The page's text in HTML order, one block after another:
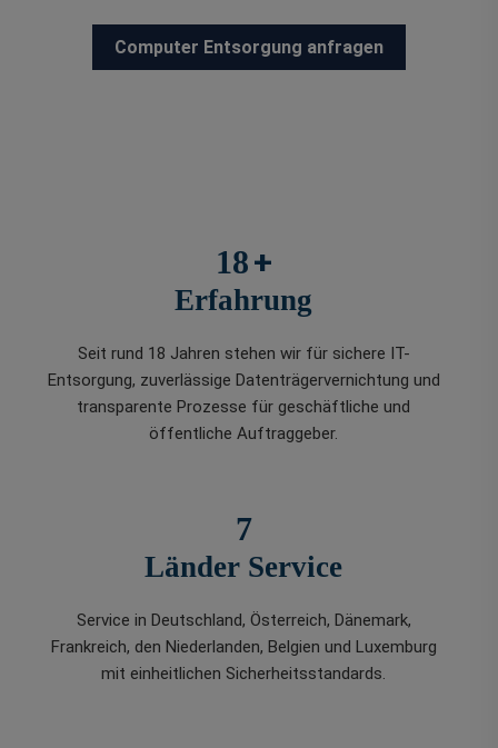
Computer Entsorgung anfragen
18+
Erfahrung
Seit rund 18 Jahren stehen wir für sichere IT-
Entsorgung, zuverlässige Datenträgervernichtung und
transparente Prozesse für geschäftliche und
öffentliche Auftraggeber.
7
Länder Service
Service in Deutschland, Österreich, Dänemark,
Frankreich, den Niederlanden, Belgien und Luxemburg
mit einheitlichen Sicherheitsstandards.